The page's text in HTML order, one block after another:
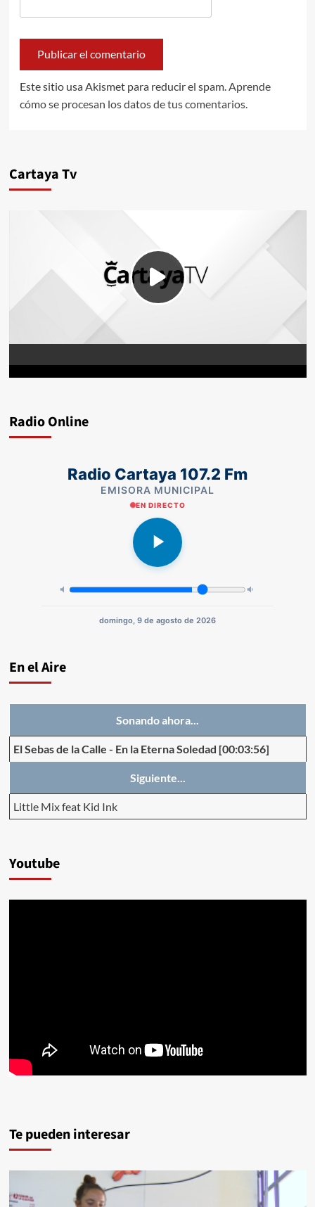
Este sitio usa Akismet para reducir el spam. Aprende
cómo se procesan los datos de tus comentarios.
Cartaya Tv
Radio Online
Radio Cartaya 107.2 Fm
EMISORA MUNICIPAL
EN DIRECTO
domingo, 9 de agosto de 2026
En el Aire
Sonando ahora...
El Sebas de la Calle - En la Eterna Soledad [00:03:56]
Siguiente...
Little Mix feat Kid Ink
Youtube
Te pueden interesar